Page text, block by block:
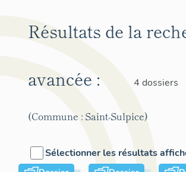
Résultats de la
avancée :
4 dossiers
(Commune : Saint-Sulpice)
Sélectionner les résultats